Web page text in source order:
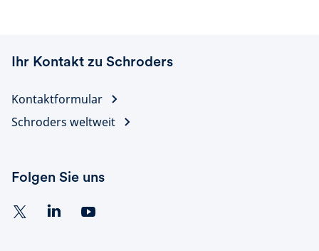
Ihr Kontakt zu Schroders
Kontaktformular
Schroders weltweit
Folgen Sie uns